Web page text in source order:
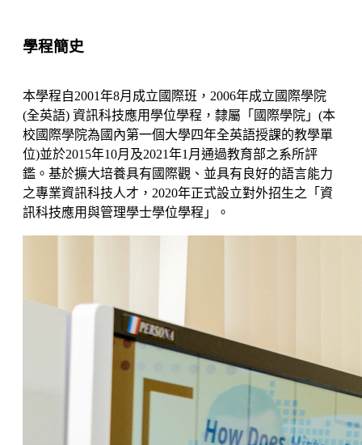
學程簡史
本學程自2001年8月成立國際班，2006年成立國際學院
(全英語) 資訊科技應用學位學程，隸屬「國際學院」(本
校國際學院為國內第一個大學四年全英語授課的教學單
位)並於2015年10月及2021年1月通過教育部之系所評
鑑。基於擴大培養具有國際觀、並具有良好的語言能力
之專業資訊科技人才，2020年正式設立對外招生之「資
訊科技應用與管理學士學位學程」。